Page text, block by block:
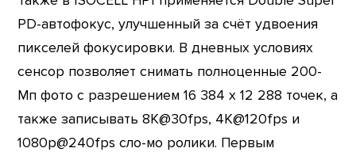
PD-автофокус, улучшенный за счёт удвоения
пикселей фокусировки. В дневных условиях
сенсор позволяет снимать полноценные 200-
Мп фото с разрешением 16 384 x 12 288 точек, а
также записывать 8K@30fps, 4K@120fps и
1080p@240fps сло-мо ролики. Первым